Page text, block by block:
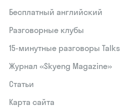
Бесплатный английский
Разговорные клубы
15‑минутные разговоры Talks
Журнал «Skyeng Magazine»
Статьи
Карта сайта